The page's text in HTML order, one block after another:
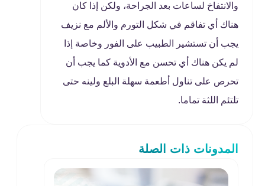
والانتفاخ لساعات بعد الجراحة، ولكن إذا كان
هناك أي تفاقم في شكل التورم والألم مع نزيف
يجب أن تستشير الطبيب على الفور وخاصة إذا
لم يكن هناك أي تحسن مع الأدوية كما يجب أن
تحرص على تناول أطعمة سهلة البلع ولينه حتى
تلتئم اللثة تماما.
المدونات ذات الصلة